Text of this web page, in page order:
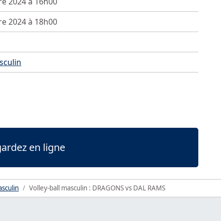
2024 à 18h00
en ligne
Volley-ball masculin : DRAGONS vs DAL RAMS